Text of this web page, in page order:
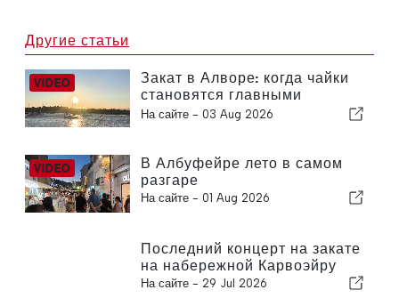
Другие статьи
Закат в Алворе: когда чайки
становятся главными
героями
На сайте - 03 Aug 2026
В Албуфейре лето в самом
разгаре
На сайте - 01 Aug 2026
Последний концерт на закате
на набережной Карвоэйру
На сайте - 29 Jul 2026